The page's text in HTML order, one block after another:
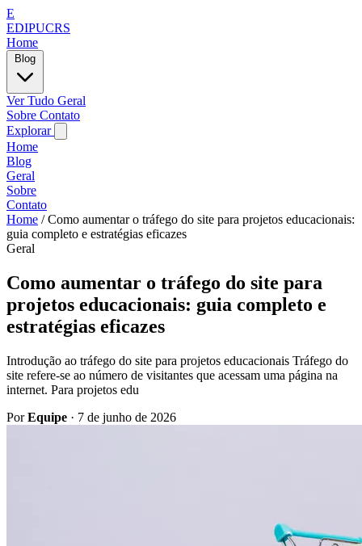
E
EDIPUCRS
Home
Ver Tudo Geral
Sobre Contato
Explorar
Home
Blog
Geral
Sobre
Contato
Home / Como aumentar o tráfego do site para projetos educacionais:
guia completo e estratégias eficazes
Geral
Como aumentar o tráfego do site para
projetos educacionais: guia completo e
estratégias eficazes
Introdução ao tráfego do site para projetos educacionais Tráfego do
site refere-se ao número de visitantes que acessam uma página na
internet. Para projetos edu
PorEquipe · 7 de junho de 2026